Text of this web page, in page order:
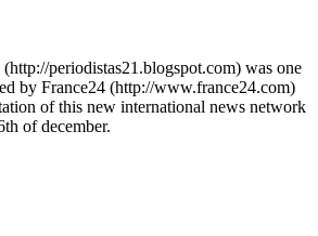
periodistas21.blogspot.com) was one
by France24 (http://www.france24.com)
of this new international news network
of december.